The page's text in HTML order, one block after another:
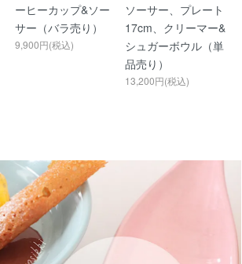
ーヒーカップ&ソー
サー（バラ売り）
9,900円(税込)
ソーサー、プレート
17cm、クリーマー&
シュガーボウル（単
品売り）
13,200円(税込)